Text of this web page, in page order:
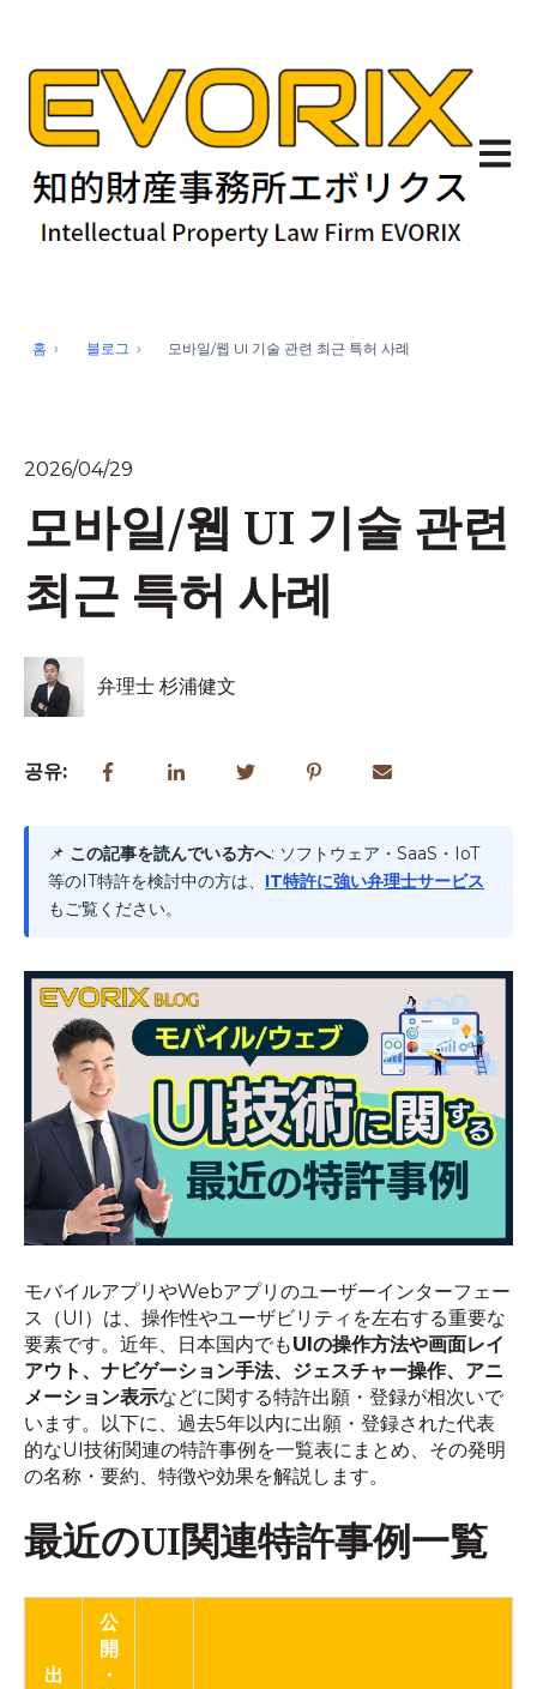
기본
홈 블로그 모바일/웹 UI 기술 관련 최근 특허 사례
2026/04/29
모바일/웹 UI 기술 관련
최근 특허 사례
弁理士 杉浦健文
공유:
📌 この記事を読んでいる方へ: ソフトウェア・SaaS・IoT
等のIT特許を検討中の方は、 IT特許に強い弁理士サービス
もご覧ください。
モバイルアプリやWebアプリのユーザーインターフェー
ス（UI）は、操作性やユーザビリティを左右する重要な
要素です。近年、日本国内でもUIの操作方法や画面レイ
アウト、ナビゲーション手法、ジェスチャー操作、アニ
メーション表示などに関する特許出願・登録が相次いで
います。以下に、過去5年以内に出願・登録された代表
的なUI技術関連の特許事例を一覧表にまとめ、その発明
の名称・要約、特徴や効果を解説します。
最近のUI関連特許事例一覧
出
公
開
・